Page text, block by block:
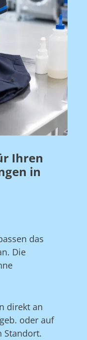
Ihren
in
das
Die
direkt an
oder auf
Standort.